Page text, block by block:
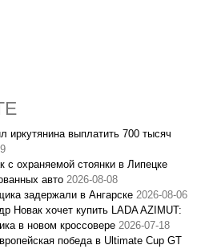
иркутянина выплатить 700 тысяч
охраняемой стоянки в Липецке
авто 2026-08-08
задержали в Ангарске 2026-08-06
Новак хочет купить LADA AZIMUT:
в новом кроссовере 2026-07-18
победа в Ultimate Cup GT